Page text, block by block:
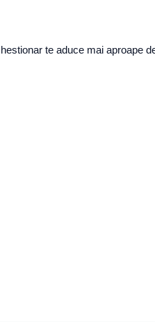
te aduce mai aproape